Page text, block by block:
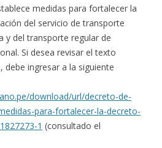
medidas para fortalecer la
del servicio de transporte
y del transporte regular de
Si desea revisar el texto
ingresar a la siguiente
download/url/decreto-de-
para-fortalecer-la-decreto-
1 (consultado el